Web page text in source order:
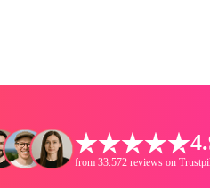
from 33.572 reviews on